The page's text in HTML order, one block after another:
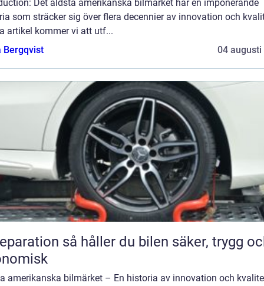
Det äldsta amerikanska bilmärket har en imponerande
som sträcker sig över flera decennier av innovation och
artikel kommer vi att utf...
Bergqvist
04 augusti
håller du bilen säker, trygg och
amerikanska bilmärket – En historia av innovation och